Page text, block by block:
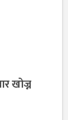
खोज्न